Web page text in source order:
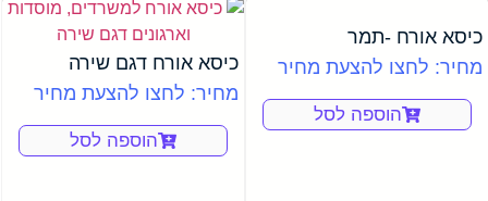
כיסא אורח -תמר
מחיר: לחצו להצעת מחיר
הוספה לסל
כיסא אורח דגם שירה
מחיר: לחצו להצעת מחיר
הוספה לסל